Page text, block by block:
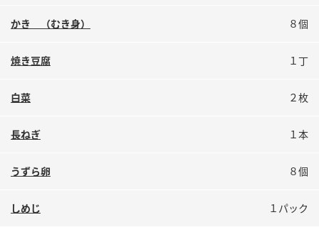
かき （むき身） ８個
焼き豆腐 １丁
白菜 ２枚
長ねぎ １本
うずら卵 ８個
しめじ １パック